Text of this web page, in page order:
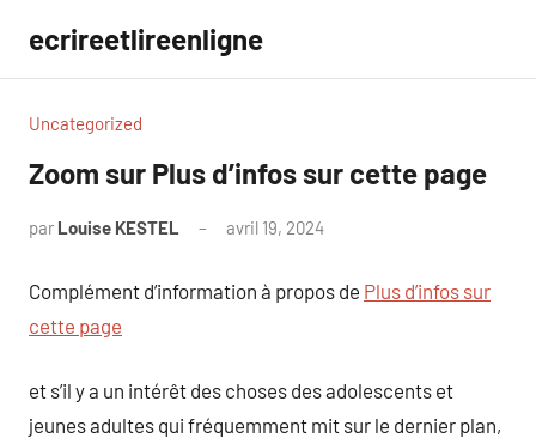
contenu
ecrireetlireenligne
Uncategorized
Zoom sur Plus d’infos sur cette page
par Louise KESTEL avril 19, 2024
Complément d’information à propos de Plus d’infos sur
cette page
et s’il y a un intérêt des choses des adolescents et
jeunes adultes qui fréquemment mit sur le dernier plan,